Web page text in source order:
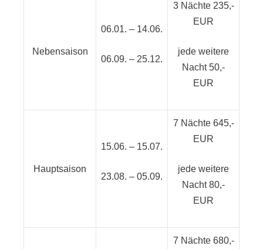
Nebensaison
06.01. – 14.06.
06.09. – 25.12.
3 Nächte 235,-
EUR
jede weitere
Nacht 50,-
EUR
Hauptsaison
15.06. – 15.07.
23.08. – 05.09.
7 Nächte 645,-
EUR
jede weitere
Nacht 80,-
EUR
7 Nächte 680,-